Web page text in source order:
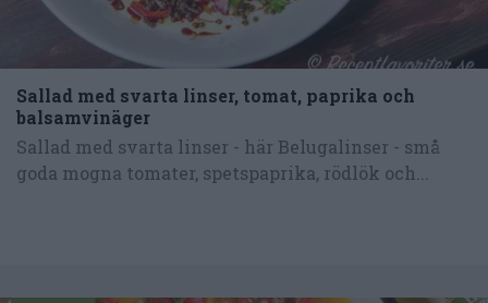
Sallad med svarta linser, tomat, paprika och
balsamvinäger
Sallad med svarta linser - här Belugalinser - små
goda mogna tomater, spetspaprika, rödlök och...